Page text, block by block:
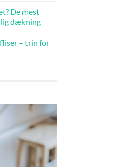
De mest
dækning
– trin for